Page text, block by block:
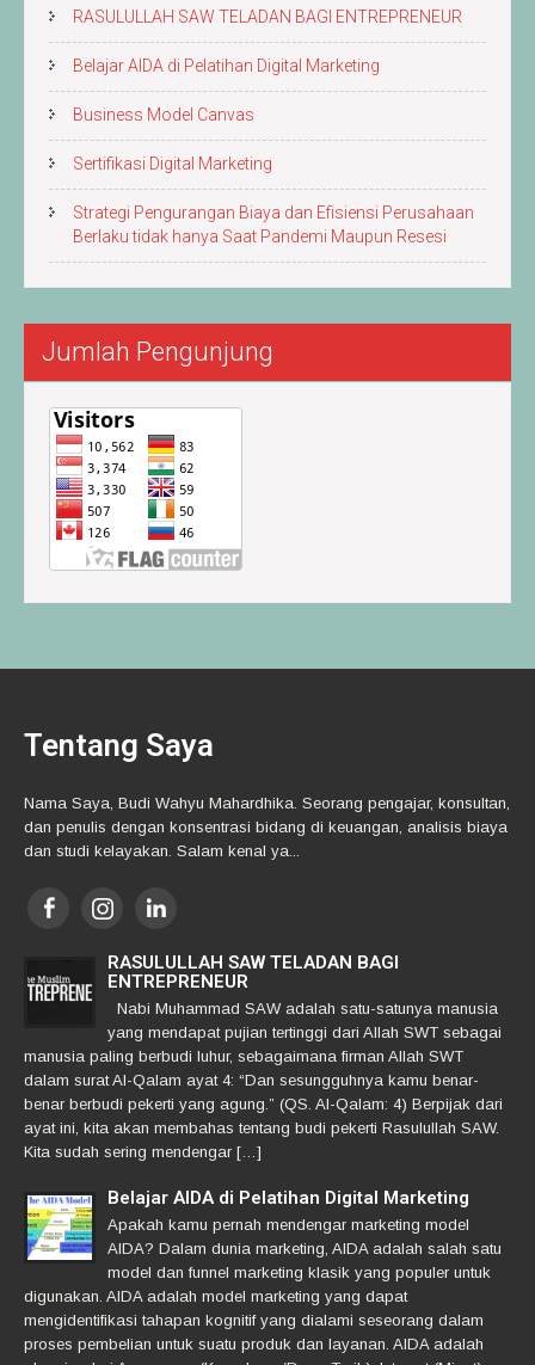
RASULULLAH SAW TELADAN BAGI ENTREPRENEUR
Belajar AIDA di Pelatihan Digital Marketing
Business Model Canvas
Sertifikasi Digital Marketing
Strategi Pengurangan Biaya dan Efisiensi Perusahaan
Berlaku tidak hanya Saat Pandemi Maupun Resesi
Jumlah Pengunjung
Tentang Saya
Nama Saya, Budi Wahyu Mahardhika. Seorang pengajar, konsultan,
dan penulis dengan konsentrasi bidang di keuangan, analisis biaya
dan studi kelayakan. Salam kenal ya...
RASULULLAH SAW TELADAN BAGI
ENTREPRENEUR
Nabi Muhammad SAW adalah satu-satunya manusia
yang mendapat pujian tertinggi dari Allah SWT sebagai
manusia paling berbudi luhur, sebagaimana firman Allah SWT
dalam surat Al-Qalam ayat 4: “Dan sesungguhnya kamu benar-
benar berbudi pekerti yang agung.” (QS. Al-Qalam: 4) Berpijak dari
ayat ini, kita akan membahas tentang budi pekerti Rasulullah SAW.
Kita sudah sering mendengar […]
Belajar AIDA di Pelatihan Digital Marketing
Apakah kamu pernah mendengar marketing model
AIDA? Dalam dunia marketing, AIDA adalah salah satu
model dan funnel marketing klasik yang populer untuk
digunakan. AIDA adalah model marketing yang dapat
mengidentifikasi tahapan kognitif yang dialami seseorang dalam
proses pembelian untuk suatu produk dan layanan. AIDA adalah